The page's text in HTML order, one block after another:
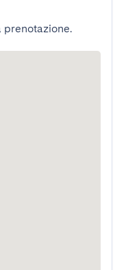
prenotazione.